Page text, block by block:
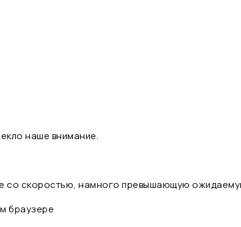
наше внимание.
со скоростью, намного превышающую
браузере